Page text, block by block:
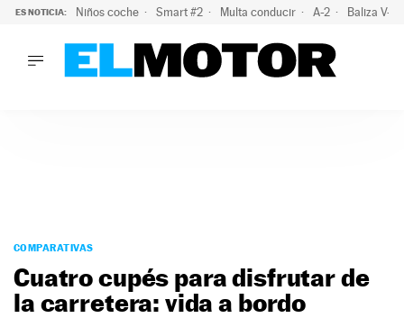
ES NOTICIA: Niños coche Smart #2 Multa conducir A-2 Baliza V-
PODCAST
MOTOS
TECNOLOGÍA
COMPARATIVAS
Cuatro cupés para disfrutar de
la carretera: vida a bordo